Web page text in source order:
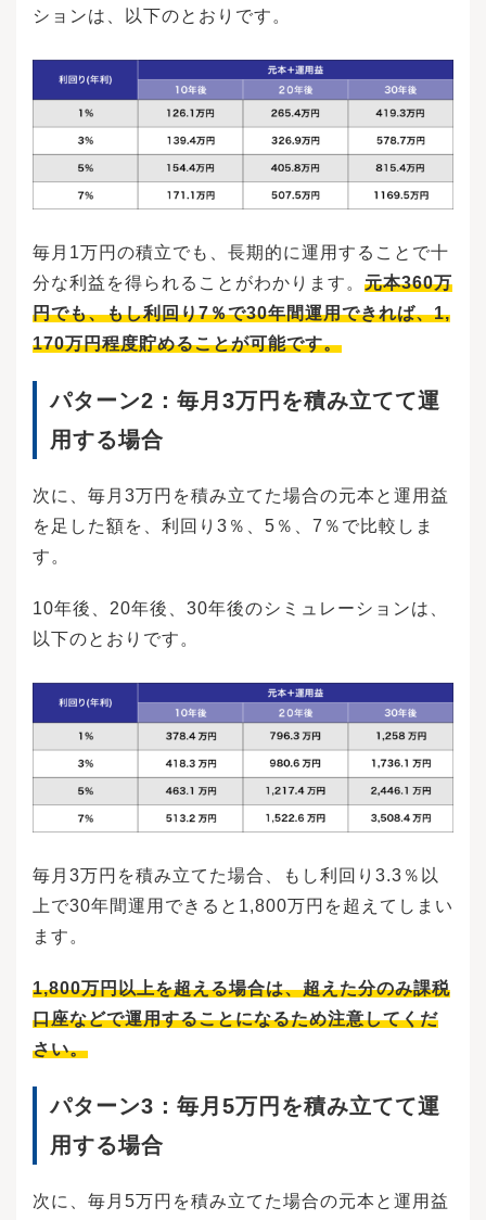
に口座を指定しない場合は、確定前に振込先を
した金融商品を途中で売却することによって想
定されるデメリットを3つあげます。複利効果と
は、運用して得た利益を投資の元本に追加す
る、つまり利益分も再投資してさらに大きな利
益が得られる効果をいいます。利益が大きいほ
ど元本も増え、うまくいけば資産は雪だるま式
に増えていくため、長期間投資するほど大きな
利益が得やすいしくみです。途中で売却する、
した分の複利効果が得られなくなります。その
ISAのつみたて投資枠と、旧NISA制度のつみたて
NISAによる投資枠はまったくの別物です。旧つ
みたてNISAの投資枠は、2024年以降も旧つみた
てNISAの投資枠として維持されます。そのた
従来通り売却しても非課税枠は元に戻りませ
ん。たとえば、2022年に40万円を旧つみたてNI
SAで投資した場合、非課税期間は2041年までで
すが、2023年に売却すると、もう二度とその枠
Aへの投資がある場合は、売却する際注意が必要
です。しかし、新NISAのつみたて投資枠は、売
却すると翌年には枠が復活し再度投資できま
す。（※売却した商品の簿価（取得金額）の分
目指すため平均購入価格を抑えることが求めら
れます。積立投資のメリットとして、ドルコス
ト平均法による買い付けが可能な点が挙げられ
は多く、逆に高いときは少なめに買い付ける方
法のことです。ドルコスト平均法を利用するこ
とによって、高値掴みのリスクを軽減すること
ができます。途中で売却することで、平均購入
価格を抑えにくくなってしまいます。平均購入
価格が高いほど、得られる利益は少なくならざ
るを得ません。NISAのつみたて投資枠を使って
投資をした場合、何回でも自由に売却ができる
するときの注意点を解説します。売却する必要
があるときと、投資の状況にはほとんど関連が
ありません。そのため売却したいときに、それ
だけの利益が出ていない可能性もあります。利
投資した元本の一部を引き出すことになってし
まいます。しかし、教育費などやむを得ない出
フプランを確認しながら、計画的に売却のタイ
日は、インターネット画面で売却を確定した日
です。しかし、売却が成立する日は、投資商品
によって異なる場合もあるため注意が必要で
す。売却が成立する日を「約定日」といいます
日、翌営業日、翌翌営業日など商品ごとに設定
ションは、以下のとおりです。
毎月1万円の積立でも、長期的に運用することで十
分な利益を得られることがわかります。 元本360万
円でも、もし利回り7％で30年間運用できれば、1,
170万円程度貯めることが可能です。
パターン2： 毎月3万円を積み立てて運
用する場合
次に、毎月3万円を積み立てた場合の元本と運用益
を足した額を、利回り3％、5％、7％で比較しま
す。
10年後、20年後、30年後のシミュレーションは、
以下のとおりです。
毎月3万円を積み立てた場合、もし利回り3.3％以
上で30年間運用できると1,800万円を超えてしまい
ます。
1,800万円以上を超える場合は、超えた分のみ課税
口座などで運用することになるため注意してくだ
さい。
パターン3： 毎月5万円を積み立てて運
用する場合
次に、毎月5万円を積み立てた場合の元本と運用益